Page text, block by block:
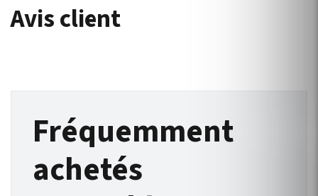
Avis client
Fréquemment
achetés